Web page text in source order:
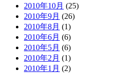
2010年10月 (25)
2010年9月 (26)
2010年8月 (1)
2010年6月 (6)
2010年5月 (6)
2010年2月 (1)
2010年1月 (2)